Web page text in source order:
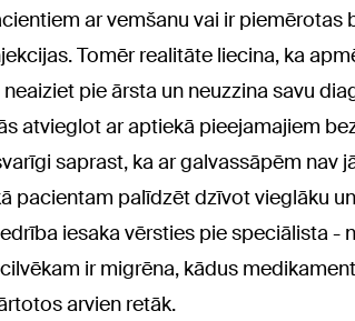
ar vemšanu vai ir piemērotas
Tomēr realitāte liecina, ka
pie ārsta un neuzzina savu
atvieglot ar aptiekā pieejamajiem
saprast, ka ar galvassāpēm nav
pacientam palīdzēt dzīvot vieglāku
iesaka vērsties pie speciālista -
ir migrēna, kādus
arvien retāk.